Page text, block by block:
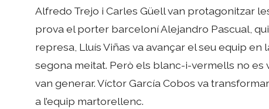
Alfredo Trejo i Carles Güell van protagonitzar
prova el porter barceloní Alejandro Pascual,
represa, Lluís Viñas va avançar el seu equip
segona meitat. Però els blanc-i-vermells no
van generar. Víctor García Cobos va
a l’equip martorellenc.